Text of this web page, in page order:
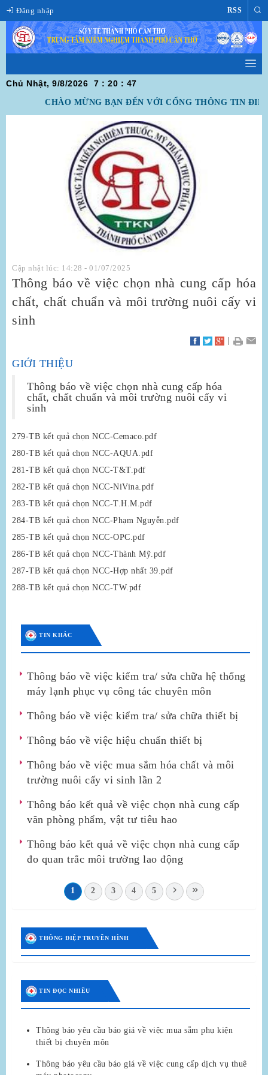
Đăng nhập RSS
Chủ Nhật, 9/8/2026 7 : 20 : 47
CHÀO MỪNG BẠN ĐẾN VỚI CỔNG THÔNG TIN
Cập nhật lúc: 14:28 - 01/07/2025
Thông báo về việc chọn nhà cung cấp hóa
chất, chất chuẩn và môi trường nuôi cấy vi
sinh
GIỚI THIỆU
Thông báo về việc chọn nhà cung cấp hóa
chất, chất chuẩn và môi trường nuôi cấy vi
sinh
279-TB kết quả chọn NCC-Cemaco.pdf
280-TB kết quả chọn NCC-AQUA.pdf
281-TB kết quả chọn NCC-T&T.pdf
282-TB kết quả chọn NCC-NiVina.pdf
283-TB kết quả chọn NCC-T.H.M.pdf
284-TB kết quả chọn NCC-Phạm Nguyễn.pdf
285-TB kết quả chọn NCC-OPC.pdf
286-TB kết quả chọn NCC-Thành Mỹ.pdf
287-TB kết quả chọn NCC-Hợp nhất 39.pdf
288-TB kết quả chọn NCC-TW.pdf
TIN KHÁC
Thông báo về việc kiểm tra/ sửa chữa hệ thống
máy lạnh phục vụ công tác chuyên môn
Thông báo về việc kiểm tra/ sửa chữa thiết bị
Thông báo về việc hiệu chuẩn thiết bị
Thông báo về việc mua sắm hóa chất và môi
trường nuôi cấy vi sinh lần 2
Thông báo kết quả về việc chọn nhà cung cấp
văn phòng phẩm, vật tư tiêu hao
Thông báo kết quả về việc chọn nhà cung cấp
đo quan trắc môi trường lao động
1 2 3 4 5
THÔNG ĐIỆP TRUYỀN HÌNH
TIN ĐỌC NHIỀU
Thông báo yêu cầu báo giá về việc mua sắm phụ kiện
thiết bị chuyên môn
Thông báo yêu cầu báo giá về việc cung cấp dịch vụ thuê